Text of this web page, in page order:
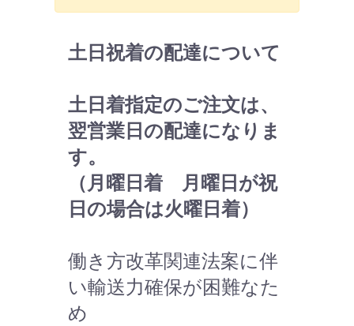
土日祝着の配達について
土日着指定のご注文は、
翌営業日の配達になりま
す。
（月曜日着 月曜日が祝
日の場合は火曜日着）
働き方改革関連法案に伴
い輸送力確保が困難なた
め